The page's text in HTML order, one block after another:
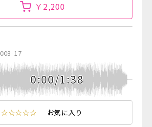
￥2,200
003-17
0:00/1:38
☆☆☆☆☆ お気に入り